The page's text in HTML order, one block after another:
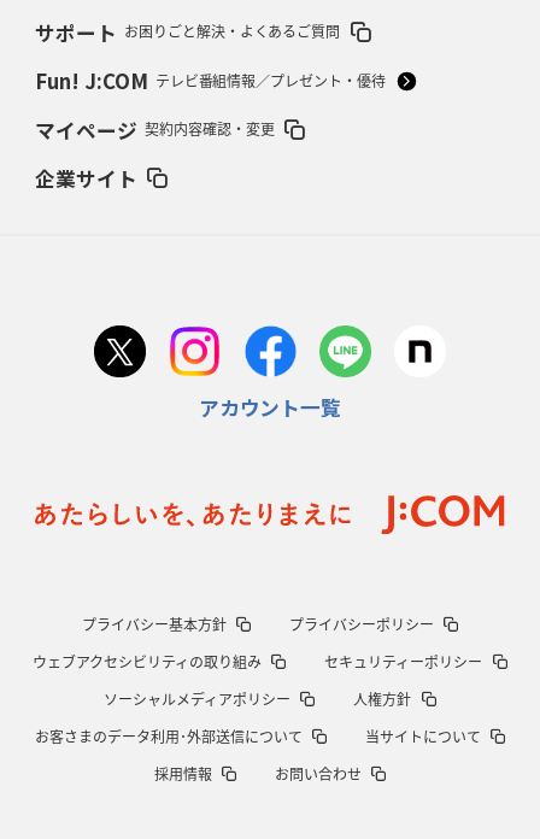
2026年2月12日(木)更新
2026年2月5日(木)更新
占い方
首位スピアーズ、充実の攻撃力 「湧き出る」パスでトライ量産
2026年1月8日(木)更新
ルディケ「15番はゲームドライバ
2025年12月25日(木)更新
2025年12月18日(木)更新
サポート お困りごと解決・よくあるご質問
Fun! J:COM テレビ番組情報／プレゼント・優待
マイページ 契約内容確認・変更
企業サイト
アカウント一覧
プライバシー基本方針
プライバシーポリシー
ウェブアクセシビリティの取り組み
セキュリティーポリシー
ソーシャルメディアポリシー
人権方針
お客さまのデータ利用･外部送信について
当サイトについて
採用情報
お問い合わせ